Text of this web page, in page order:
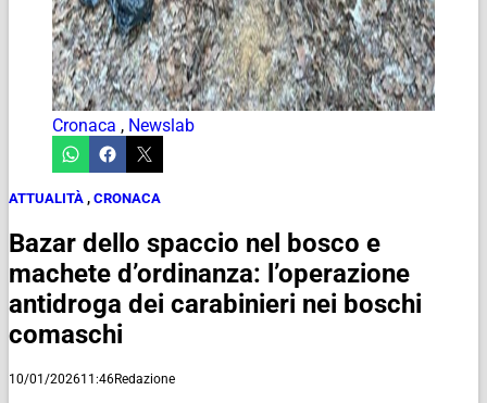
Cronaca , Newslab
ATTUALITÀ , CRONACA
Bazar dello spaccio nel bosco e
machete d’ordinanza: l’operazione
antidroga dei carabinieri nei boschi
comaschi
10/01/202611:46Redazione